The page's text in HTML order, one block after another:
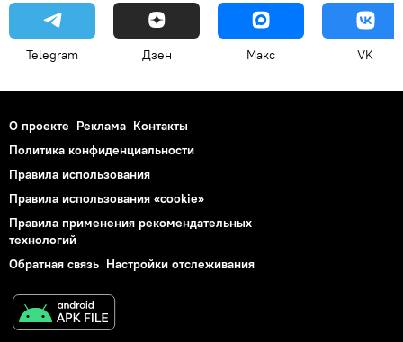
Telegram Дзен Макс VK
О проекте Реклама Контакты
Политика конфиденциальности
Правила использования
Правила использования «cookie»
Правила применения рекомендательных
технологий
Обратная связь Настройки отслеживания